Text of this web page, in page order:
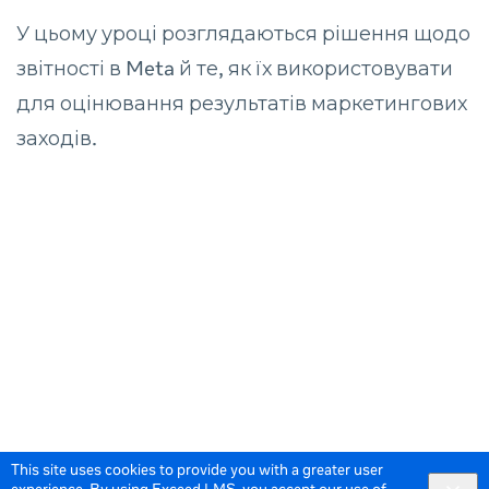
This site uses cookies to provide you with a greater user
У цьому уроці розглядаються рішення щодо
звітності в Meta й те, як їх використовувати
для оцінювання результатів маркетингових
заходів.